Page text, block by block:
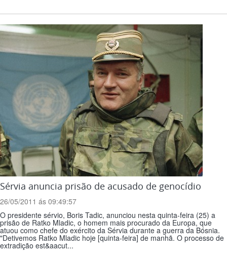
Sérvia anuncia prisão de acusado de genocídio
26/05/2011 ás 09:49:57
O presidente sérvio, Boris Tadic, anunciou nesta quinta-feira (25) a
prisão de Ratko Mladic, o homem mais procurado da Europa, que
atuou como chefe do exército da Sérvia durante a guerra da Bósnia.
"Detivemos Ratko Mladic hoje [quinta-feira] de manhã. O processo de
extradição est&aacut...